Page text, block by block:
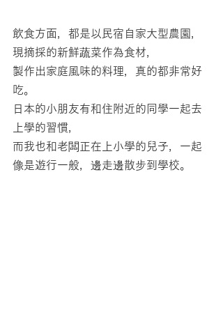
飲食方面，都是以民宿自家大型農園，
現摘採的新鮮蔬菜作為食材，
製作出家庭風味的料理，真的都非常好
吃。
日本的小朋友有和住附近的同學一起去
上學的習慣，
而我也和老闆正在上小學的兒子，一起
像是遊行一般，邊走邊散步到學校。